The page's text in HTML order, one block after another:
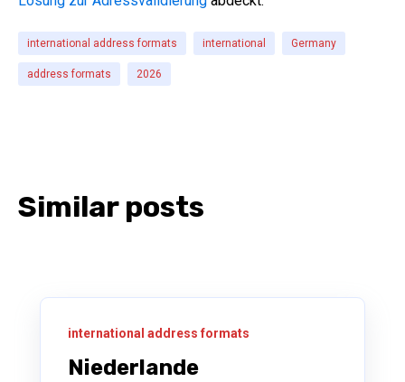
international address formats international Germany
address formats 2026
Similar posts
international address formats
Niederlande